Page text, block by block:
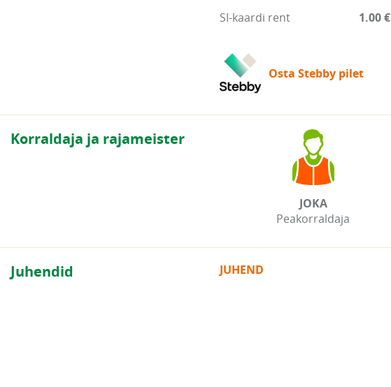
SI-kaardi rent
1.00 €
Osta Stebby pilet
Korraldaja ja rajameister
JOKA
Peakorraldaja
Juhendid JUHEND